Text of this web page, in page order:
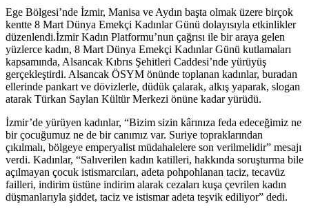
Ege Bölgesi’nde İzmir, Manisa ve Aydın başta olmak üzere birçok
kentte 8 Mart Dünya Emekçi Kadınlar Günü dolayısıyla etkinlikler
düzenlendi.İzmir Kadın Platformu’nun çağrısı ile bir araya gelen
yüzlerce kadın, 8 Mart Dünya Emekçi Kadınlar Günü kutlamaları
kapsamında, Alsancak Kıbrıs Şehitleri Caddesi’nde yürüyüş
gerçekleştirdi. Alsancak ÖSYM önünde toplanan kadınlar, buradan
ellerinde pankart ve dövizlerle, düdük çalarak, alkış yaparak, slogan
atarak Türkan Saylan Kültür Merkezi önüne kadar yürüdü.
İzmir’de yürüyen kadınlar, “Bizim sizin kârınıza feda edeceğimiz ne
bir çocuğumuz ne de bir canımız var. Suriye topraklarından
çıkılmalı, bölgeye emperyalist müdahalelere son verilmelidir” mesajı
verdi. Kadınlar, “Salıverilen kadın katilleri, hakkında soruşturma bile
açılmayan çocuk istismarcıları, adeta pohpohlanan taciz, tecavüz
failleri, indirim üstüne indirim alarak cezaları kuşa çevrilen kadın
düşmanlarıyla şiddet, taciz ve istismar adeta teşvik ediliyor” dedi.